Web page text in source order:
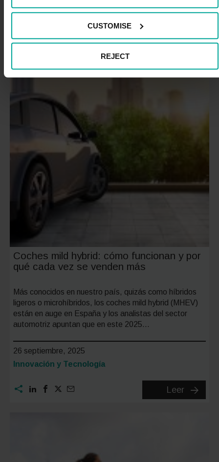
CUSTOMISE
REJECT
Coches mild hybrid: cómo funcionan y por
qué cada vez se venden más
Más conocidos en nuestro país, quizás como híbridos
ligeros o microhíbridos, los coches mild hybrid (MHEV)
están en auge en España y los analistas del sector
automotriz apuntan que en este 2025…
26 septiembre, 2025
Categoría:
Innovación y Tecnología
Leer
Coches